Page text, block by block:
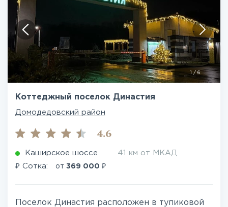
1/ 6
Коттеджный поселок Династия
Домодедовский район
4.6
Каширское шоссе 41 км от МКАД
₽ Сотка: от 369 000 ₽
Поселок Династия расположен в тупиковой